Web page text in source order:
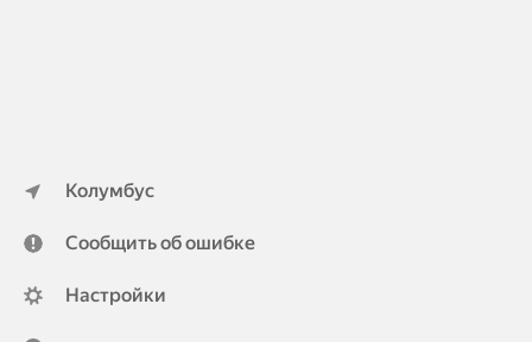
Колумбус
Сообщить об ошибке
Настройки